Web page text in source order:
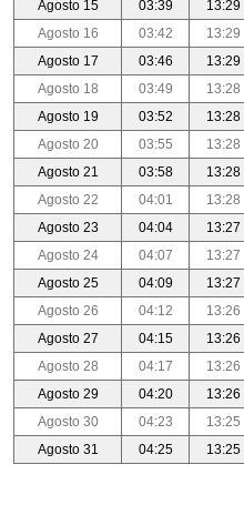
Agosto 15
03:39 13:29
Agosto 16
03:42 13:29
Agosto 17
03:46 13:29
Agosto 18
03:49 13:28
Agosto 19
03:52 13:28
Agosto 20
03:55 13:28
Agosto 21
03:58 13:28
Agosto 22
04:01 13:28
Agosto 23
04:04 13:27
Agosto 24
04:07 13:27
Agosto 25
04:09 13:27
Agosto 26
04:12 13:26
Agosto 27
04:15 13:26
Agosto 28
04:17 13:26
Agosto 29
04:20 13:26
Agosto 30
04:23 13:25
Agosto 31
04:25 13:25